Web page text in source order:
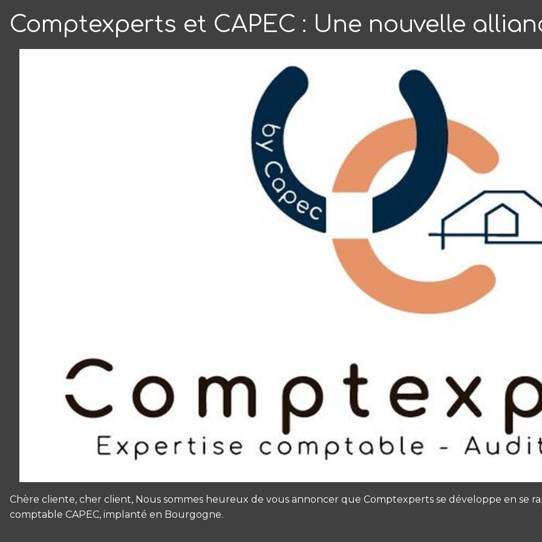
Comptexperts et CAPEC : Une nouvelle
Chère cliente, cher client, Nous sommes heureux de vous annoncer que Comptexperts se développe en se
comptable CAPEC, implanté en Bourgogne.